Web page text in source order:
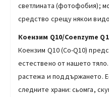
светлината (фотофобия);
средство срещу някои
Коензим Q10/Coenzyme
Коензим Q10 (Co-Q10)
естествено от нашето
растежа и поддържането.
следните храни: сьомга,